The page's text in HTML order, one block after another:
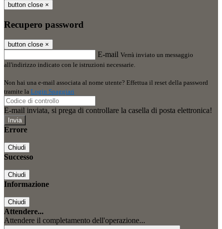
button close ×
Recupero password
button close ×
E-mail Verrà inviato un messaggio
all'indirizzo indicato con le istruzioni necessarie.
Non hai una e-mail associata al nome utente? Effettua il reset della password
tramite la Login Spaggiari
E-mail inviata, si prega di controllare la casella di posta elettronica!
Errore
Chiudi
Successo
Chiudi
Informazione
Chiudi
Attendere...
Attendere il completamento dell'operazione...